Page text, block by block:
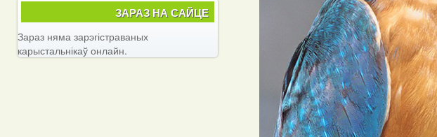
ЗАРАЗ НА САЙЦЕ
Зараз няма зарэгістраваных
карыстальнікаў онлайн.